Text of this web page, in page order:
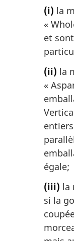
(i) la
«
et
(ii) la
«
égale;
(iii) la
si la